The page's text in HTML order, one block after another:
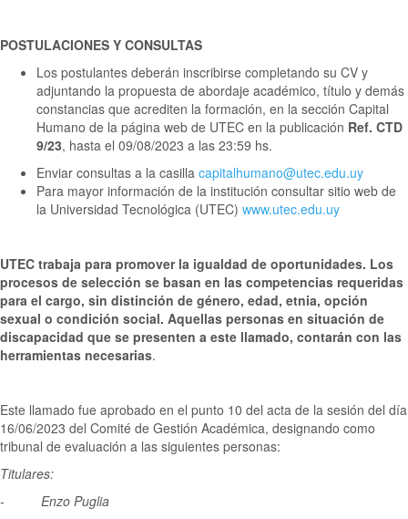
POSTULACIONES Y CONSULTAS
Los postulantes deberán inscribirse completando su CV y
adjuntando la propuesta de abordaje académico, título y demás
constancias que acrediten la formación, en la sección Capital
Humano de la página web de UTEC en la publicación Ref. CTD
9/23, hasta el 09/08/2023 a las 23:59 hs.
Enviar consultas a la casilla capitalhumano@utec.edu.uy
Para mayor información de la institución consultar sitio web de
la Universidad Tecnológica (UTEC) www.utec.edu.uy
UTEC trabaja para promover la igualdad de oportunidades. Los
procesos de selección se basan en las competencias requeridas
para el cargo, sin distinción de género, edad, etnia, opción
sexual o condición social. Aquellas personas en situación de
discapacidad que se presenten a este llamado, contarán con las
herramientas necesarias.
Este llamado fue aprobado en el punto 10 del acta de la sesión del día
16/06/2023 del Comité de Gestión Académica, designando como
tribunal de evaluación a las siguientes personas:
Titulares:
- Enzo Puglia